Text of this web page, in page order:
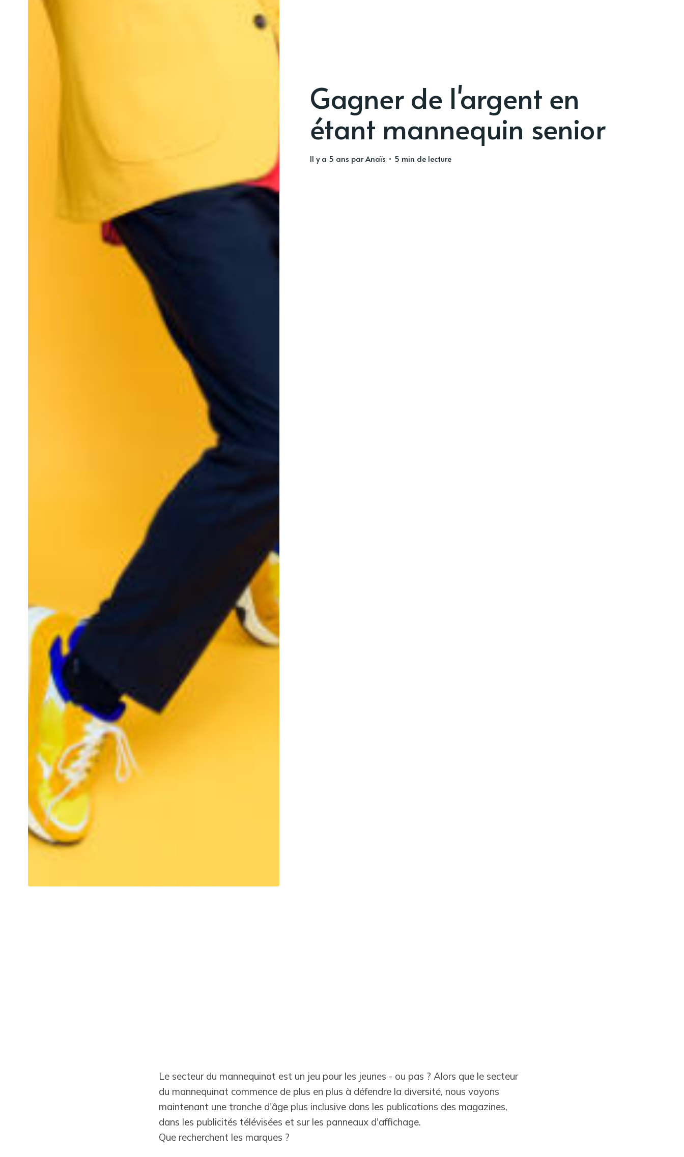
Gagner de l'argent en
étant mannequin senior
il y a 5 ans parAnaïs • 5 min de lecture
Le secteur du mannequinat est un jeu pour les jeunes - ou pas ? Alors que le secteur
du mannequinat commence de plus en plus à défendre la diversité, nous voyons
maintenant une tranche d'âge plus inclusive dans les publications des magazines,
dans les publicités télévisées et sur les panneaux d'affichage.
Que recherchent les marques ?